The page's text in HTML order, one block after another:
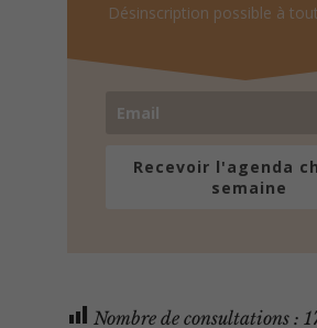
Désinscription possible à
Recevoir l'agenda
semaine
Nombre de consultations :